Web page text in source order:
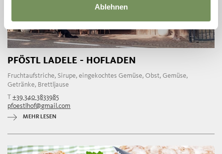
Ablehnen
PFÖSTL LADELE - HOFLADEN
Fruchtaufstriche, Sirupe, eingekochtes Gemüse, Obst, Gemüse,
Getränke, Brettljause
T+39 340 3833985
pfoestlhof@gmail.com
MEHR LESEN